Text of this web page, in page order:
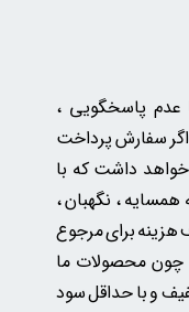
عدم پاسخگویی ،
سفارش پرداخت
داشت که با
همسایه ، نگهبان ،
هزینه برای مرجوع
چون محصولات ما
و با حداقل سود